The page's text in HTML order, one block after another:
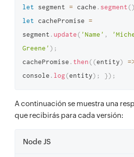
let segment = cache . segment()
let cachePromise =
segment . update( 'Name' ,
Greene' ) ;
cachePromise . then( (entity)
console . log(entity) ; }) ;
A continuación se muestra una
que recibirás para cada versión:
Node JS